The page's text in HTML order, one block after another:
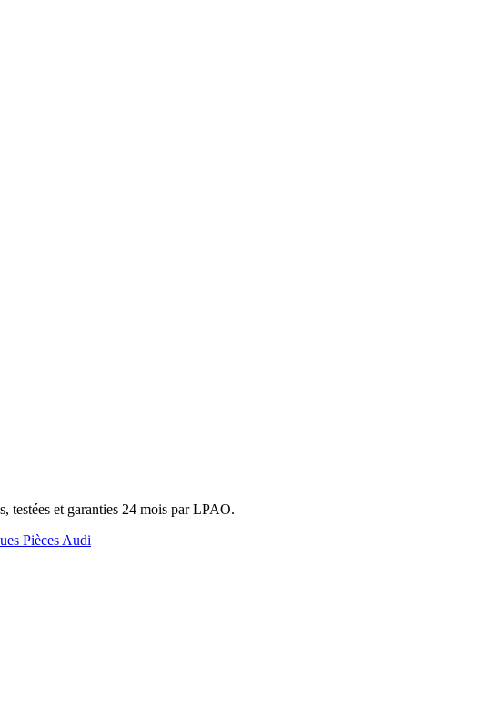
et garanties 24 mois par LPAO.
Pièces Audi